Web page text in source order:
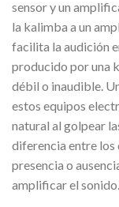
sensor y un
la kalimba a un
facilita la audición
producido por una
débil o inaudible.
estos equipos
natural al golpear
diferencia entre los
presencia o
amplificar el sonido.